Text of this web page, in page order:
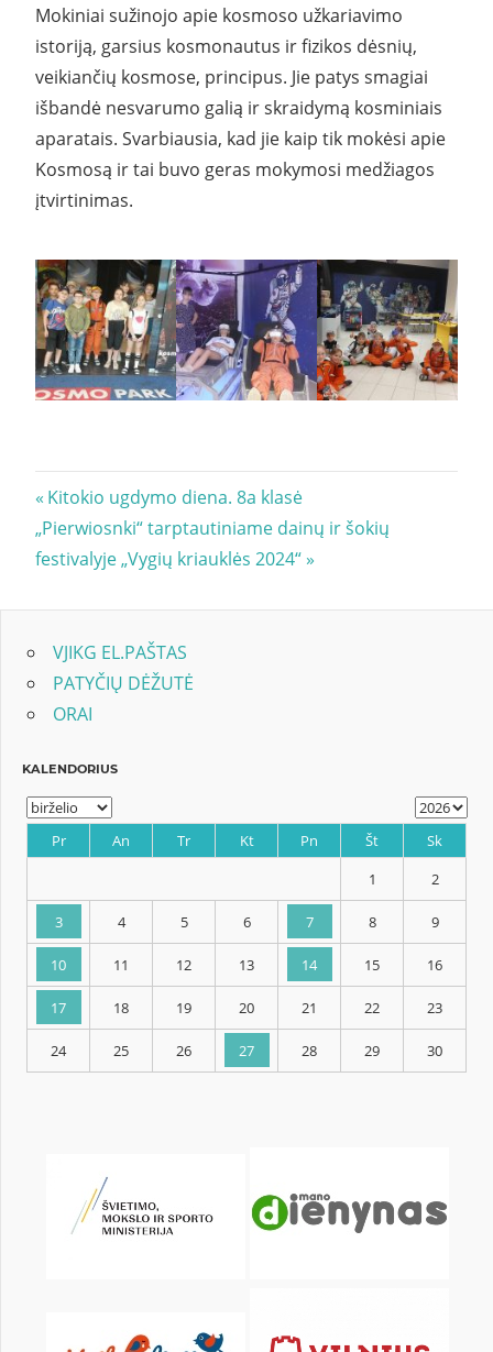
Mokiniai sužinojo apie kosmoso užkariavimo
istoriją, garsius kosmonautus ir fizikos dėsnių,
veikiančių kosmose, principus. Jie patys smagiai
išbandė nesvarumo galią ir skraidymą kosminiais
aparatais. Svarbiausia, kad jie kaip tik mokėsi apie
Kosmosą ir tai buvo geras mokymosi medžiagos
įtvirtinimas.
Navigacija
tarp
Previous
Post:
Kitokio ugdymo diena. 8a klasė
Next
Post:
„Pierwiosnki“ tarptautiniame dainų ir šokių
festivalyje „Vygių kriauklės 2024“
VJIKG EL.PAŠTAS
PATYČIŲ DĖŽUTĖ
ORAI
KALENDORIUS
An Tr